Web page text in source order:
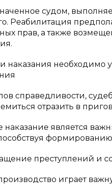
судом,
Реабилитация
прав, а также
наказания необходимо
справедливости,
отразить в
наказание является
преступлений и
играет